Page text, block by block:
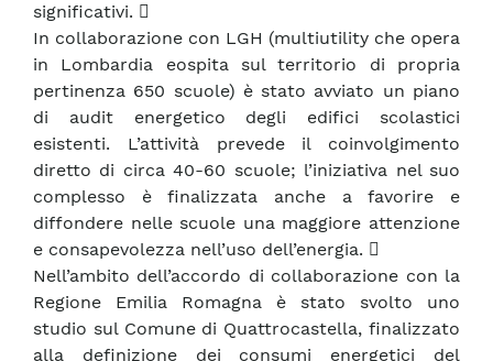
significativi. 
In collaborazione con LGH (multiutility che opera
in Lombardia eospita sul territorio di propria
pertinenza 650 scuole) è stato avviato un piano
di audit energetico degli edifici scolastici
esistenti. L’attività prevede il coinvolgimento
diretto di circa 40-60 scuole; l’iniziativa nel suo
complesso è finalizzata anche a favorire e
diffondere nelle scuole una maggiore attenzione
e consapevolezza nell’uso dell’energia. 
Nell’ambito dell’accordo di collaborazione con la
Regione Emilia Romagna è stato svolto uno
studio sul Comune di Quattrocastella, finalizzato
alla definizione dei consumi energetici del